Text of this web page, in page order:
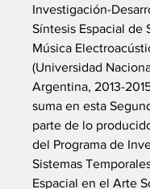
Investigación-
Síntesis Espacial de
Música
(Universidad
Argentina, 2013-
suma en esta
parte de lo
del Programa de
Sistemas
Espacial en el Arte